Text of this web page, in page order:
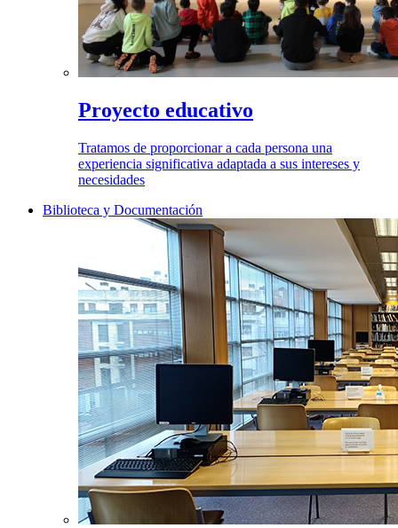
Proyecto educativo
Tratamos de proporcionar a cada persona una
experiencia significativa adaptada a sus intereses y
necesidades
Biblioteca y Documentación